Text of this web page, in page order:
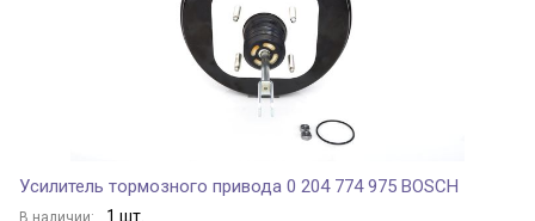
Усилитель тормозного привода 0 204 774 975 BOSCH
В наличии: 1 шт.